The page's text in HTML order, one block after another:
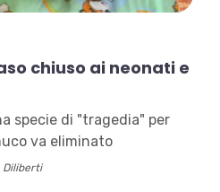
chiuso ai neonati e
specie di "tragedia" per
va eliminato
Diliberti